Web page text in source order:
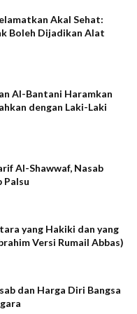
ulama NU untuk
menyiapkan
kitab sebelum dicetak,
dan jaringan
mencari dan
nusantara yang
dicetak namun sudah
oleh sekumpulan
dalam Nahdlatut
mujahadah ilmiyah
Akal Sehat:
Boleh Dijadikan Alat
Al-Bantani Haramkan
dengan Laki-Laki
Al-Shawwaf, Nasab
Palsu
yang Hakiki dan yang
Versi Rumail Abbas)
dan Harga Diri Bangsa